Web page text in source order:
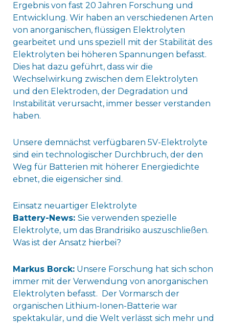
Ergebnis von fast 20 Jahren Forschung und
Entwicklung. Wir haben an verschiedenen Arten
von anorganischen, flüssigen Elektrolyten
gearbeitet und uns speziell mit der Stabilität des
Elektrolyten bei höheren Spannungen befasst.
Dies hat dazu geführt, dass wir die
Wechselwirkung zwischen dem Elektrolyten
und den Elektroden, der Degradation und
Instabilität verursacht, immer besser verstanden
haben.
Unsere demnächst verfügbaren 5V-Elektrolyte
sind ein technologischer Durchbruch, der den
Weg für Batterien mit höherer Energiedichte
ebnet, die eigensicher sind.
Einsatz neuartiger Elektrolyte
Battery-News: Sie verwenden spezielle
Elektrolyte, um das Brandrisiko auszuschließen.
Was ist der Ansatz hierbei?
Markus Borck:Unsere Forschung hat sich schon
immer mit der Verwendung von anorganischen
Elektrolyten befasst. Der Vormarsch der
organischen Lithium-Ionen-Batterie war
spektakulär, und die Welt verlässt sich mehr und